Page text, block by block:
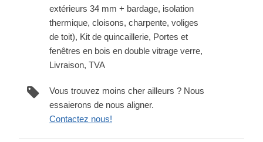
extérieurs 34 mm + bardage, isolation
thermique, cloisons, charpente, voliges
de toit), Kit de quincaillerie, Portes et
fenêtres en bois en double vitrage verre,
Livraison, TVA
Vous trouvez moins cher ailleurs ? Nous
essaierons de nous aligner.
Contactez nous!